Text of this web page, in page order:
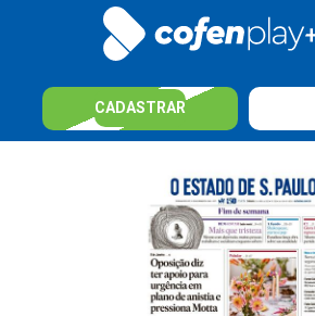
CADASTRAR